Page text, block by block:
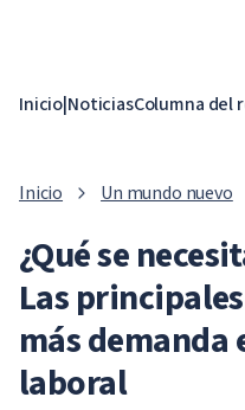
Inicio|NoticiasColumna del
Inicio Un mundo nuevo
¿Qué se
Las
más demanda
laboral